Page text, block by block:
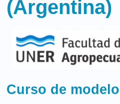
(Argentina)
Curso de